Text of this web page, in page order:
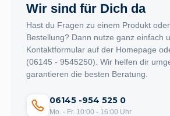
Wir sind für Dich da
Hast du Fragen zu einem Produkt
Bestellung? Dann nutze ganz einfach
Kontaktformular auf der Homepage
(06145 - 9545250). Wir helfen dir
garantieren die besten Beratung.
06145 -954 525 0
Mo. - Fr. 10:00 - 16:00 Uhr